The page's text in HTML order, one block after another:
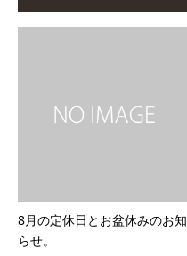
8月の定休日とお盆休みのお知
らせ。